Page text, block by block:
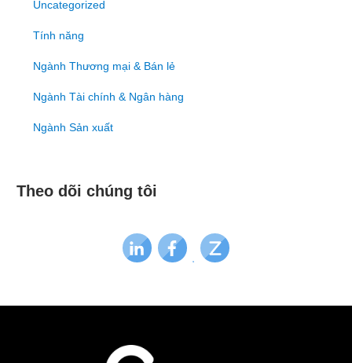
Uncategorized
Tính năng
Ngành Thương mại & Bán lẻ
Ngành Tài chính & Ngân hàng
Ngành Sản xuất
Theo dõi chúng tôi